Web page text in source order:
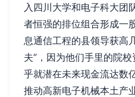
入四川大学和电子科大团
者恒强的排位组合形成一
息通信工程的县领导获高
夫”，因为他们手里的院
乎就潜在未来现金流达数
推动高新电子机械本土产